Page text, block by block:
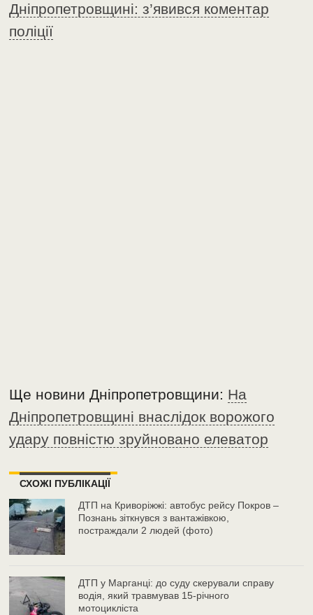
Дніпропетровщині: з’явився коментар
поліції
Ще новини Дніпропетровщини: На
Дніпропетровщині внаслідок ворожого
удару повністю зруйновано елеватор
СХОЖІ ПУБЛІКАЦІЇ
ДТП на Криворіжжі: автобус рейсу Покров –
Познань зіткнувся з вантажівкою,
постраждали 2 людей (фото)
ДТП у Марганці: до суду скерували справу
водія, який травмував 15-річного
мотоцикліста